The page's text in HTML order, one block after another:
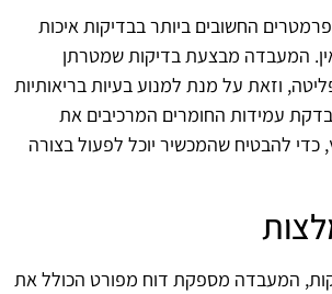
החשובים ביותר בבדיקות איכות
אין. המעבדה מבצעת בדיקות שמטרתן
וזאת על מנת למנוע בעיות בריאותיות
עמידות החומרים המרכיבים את
כדי להבטיח שהמכשיר יוכל לפעול בצורה
המעבדה מספקת דוח מפורט הכולל את